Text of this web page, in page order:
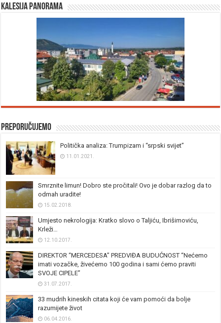
Kalesija panorama
Preporučujemo
Politička analiza: Trumpizam i “srpski svijet”
11.01.2021.
Smrznite limun! Dobro ste pročitali! Ovo je dobar razlog da to
odmah uradite!
15.02.2018.
Umjesto nekrologija: Kratko slovo o Taljiću, Ibrišimoviću,
Krleži…
12.10.2017.
DIREKTOR “MERCEDESA” PREDVIĐA BUDUĆNOST “Nećemo
imati vozačke, živećemo 100 godina i sami ćemo praviti
SVOJE CIPELE”
31.07.2017.
33 mudrih kineskih citata koji će vam pomoći da bolje
razumijete život
06.04.2016.